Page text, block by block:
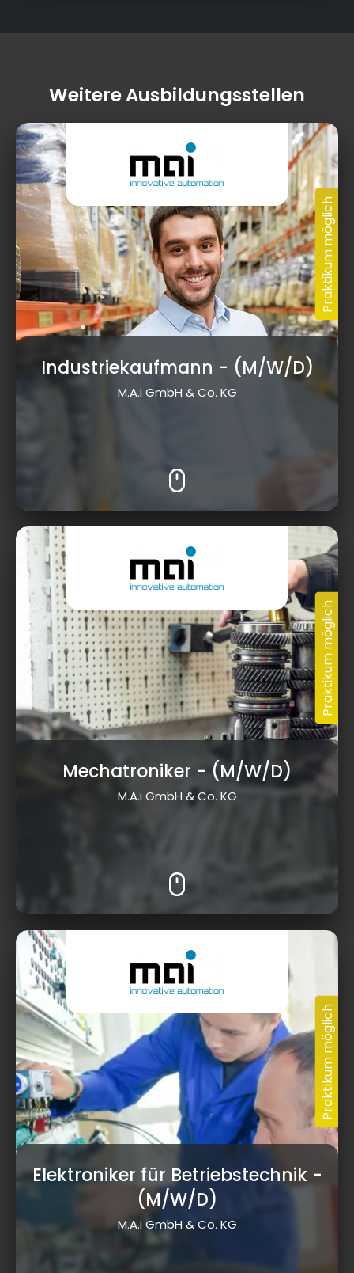
Weitere Ausbildungsstellen
Industriekaufmann - (M/W/D)
M.A.i GmbH & Co. KG
Mechatroniker - (M/W/D)
M.A.i GmbH & Co. KG
Elektroniker für Betriebstechnik-
(M/W/D)
M.A.i GmbH & Co. KG